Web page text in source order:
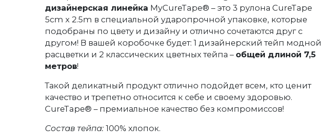
дизайнерская линейка MyCureTape® – это 3 рулона CureTape
5cm х 2.5m в специальной ударопрочной упаковке, которые
подобраны по цвету и дизайну и отлично сочетаются друг с
другом! В вашей коробочке будет: 1 дизайнерский тейп модной
расцветки и 2 классических цветных тейпа – общей длиной 7,5
метров!
Такой деликатный продукт отлично подойдет всем, кто ценит
качество и трепетно относится к себе и своему здоровью.
CureTape® – премиальное качество без компромиссов!
Состав тейпа: 100% хлопок.